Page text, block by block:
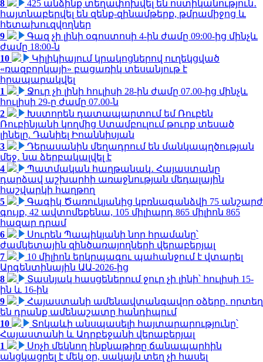
8
425 անձինք տեղափոխվել են ոստիկանություն․
հայտնաբերվել են զենք-զինամթերք, թմրամիջոց և
հետախուզվողներ
9
Գազ չի լինի օգոստոսի 4-ին ժամը 09:00-ից մինչև
ժամը 18:00-ն
10
Կիլիկիայում կրակոցներով ուղեկցված
«ռազբորկայի» բացառիկ տեսանյութ է
հրապարակվել
1
Ջուր չի լինի հուլիսի 28-ին ժամը 07.00-ից մինչև
հուլիսի 29-ը ժամը 07.00-ն
2
Խստորեն դատապարտում եմ Ռուբեն
Ռուբինյանի կողմից Ստամբուլում թուրք տեսած
լինելը. Դանիել Իոաննիսյան
3
Դերասանին մեղադրում են մանկապղծության
մեջ․ նա ձերբակալվել է
4
Պատմական հաղթանակ․ Հայաստանը
դարձավ աշխարհի առաջնության մեդալային
հաշվարկի հաղթող
5
Գագիկ Ծառուկյանից կբռնագանձվի 75 անշարժ
գույք, 42 ավտոմեքենա, 105 միլիարդ 865 միլիոն 865
հազար դրամ
6
Սուրեն Պապիկյանի նոր հրամանը՝
ժամկետային զինծառայողների վերաբերյալ
7
10 միլիոն երկրպագու պահանջում է վտարել
Արգենտինային ԱԱ-2026-ից
8
Տասնյակ հասցեներում ջուր չի լինի՝ հուլիսի 15-
ին և 16-ին
9
Հայաստանի ամենավտանգավոր օձերը. որտեղ
են դրանք ամենաշատը հանդիպում
10
Տոկաևի անսպասելի հայտարարությունը՝
Հայաստանի և Ադրբեջանի վերաբերյալ
1
Սոչի մեկնող ինքնաթիռը ճանապարհին
անցկացրել է մեկ օր, սակայն տեղ չի հասել